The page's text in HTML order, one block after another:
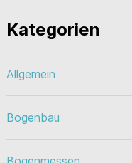
Kategorien
Allgemein
Bogenbau